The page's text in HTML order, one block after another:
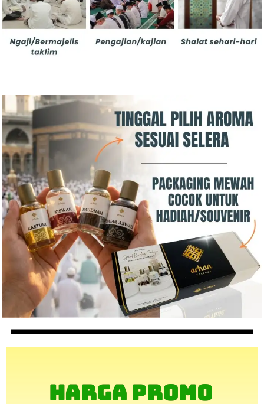
HARGA PROMO